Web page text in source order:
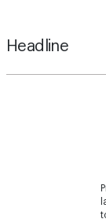
Headline